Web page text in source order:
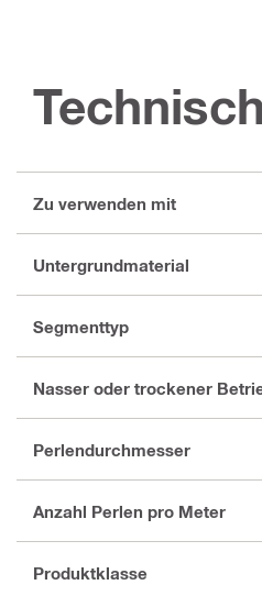
Zu verwenden mit
Untergrundmaterial
Segmenttyp
Nasser oder trockener
Perlendurchmesser
Anzahl Perlen pro Meter
Produktklasse